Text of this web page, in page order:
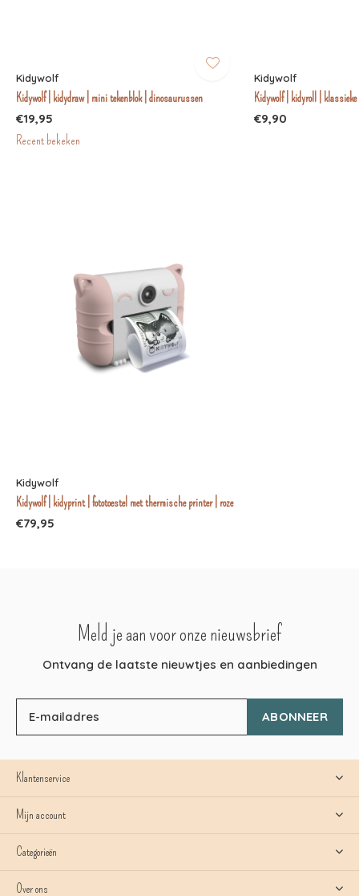
Kidywolf
Kidywolf | kidydraw | mini tekenblok | dinosaurussen
€19,95
Kidywolf
Kidywolf | kidyroll |
€9,90
Recent bekeken
Kidywolf
Kidywolf | kidyprint | fototoestel met thermische printer | roze
€79,95
Meld je aan voor onze nieuwsbrief
Ontvang de laatste nieuwtjes en aanbiedingen
ABONNEER
Klantenservice
Mijn account
Categorieën
Over ons